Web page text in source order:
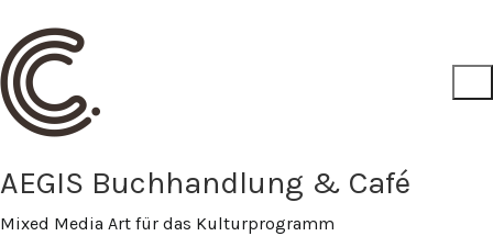
AEGIS Buchhandlung & Café
Mixed Media Art für das Kulturprogramm